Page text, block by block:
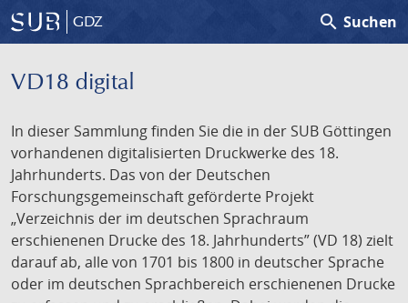
GDZ search Suchen
VD18 digital
In dieser Sammlung finden Sie die in der SUB Göttingen
vorhandenen digitalisierten Druckwerke des 18.
Jahrhunderts. Das von der Deutschen
Forschungsgemeinschaft geförderte Projekt
„Verzeichnis der im deutschen Sprachraum
erschienenen Drucke des 18. Jahrhunderts” (VD 18) zielt
darauf ab, alle von 1701 bis 1800 in deutscher Sprache
oder im deutschen Sprachbereich erschienenen Drucke